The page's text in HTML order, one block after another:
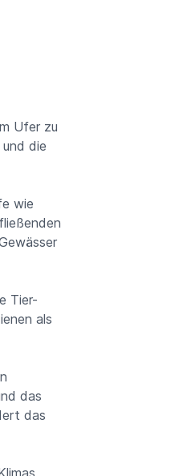
Ufer zu
die
wie
Tier-
als
das
das